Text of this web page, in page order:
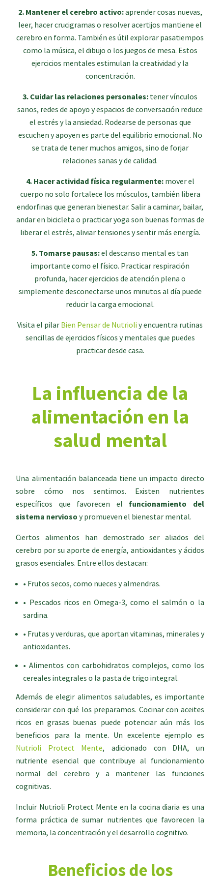
2. Mantener el cerebro activo:aprender cosas nuevas,
leer, hacer crucigramas o resolver acertijos mantiene el
cerebro en forma. También es útil explorar pasatiempos
como la música, el dibujo o los juegos de mesa. Estos
ejercicios mentales estimulan la creatividad y la
concentración.
3. Cuidar las relaciones personales: tener vínculos
sanos, redes de apoyo y espacios de conversación reduce
el estrés y la ansiedad. Rodearse de personas que
escuchen y apoyen es parte del equilibrio emocional. No
se trata de tener muchos amigos, sino de forjar
relaciones sanas y de calidad.
4. Hacer actividad física regularmente:mover el
cuerpo no solo fortalece los músculos, también libera
endorfinas que generan bienestar. Salir a caminar, bailar,
andar en bicicleta o practicar yoga son buenas formas de
liberar el estrés, aliviar tensiones y sentir más energía.
5. Tomarse pausas:el descanso mental es tan
importante como el físico. Practicar respiración
profunda, hacer ejercicios de atención plena o
simplemente desconectarse unos minutos al día puede
reducir la carga emocional.
Visita el pilar Bien Pensar de Nutrioli y encuentra rutinas
sencillas de ejercicios físicos y mentales que puedes
practicar desde casa.
La influencia de la
alimentación en la
salud mental
Una alimentación balanceada tiene un impacto directo
sobre cómo nos sentimos. Existen nutrientes
específicos que favorecen el funcionamiento del
sistema nervioso y promueven el bienestar mental.
Ciertos alimentos han demostrado ser aliados del
cerebro por su aporte de energía, antioxidantes y ácidos
grasos esenciales. Entre ellos destacan:
• Frutos secos, como nueces y almendras.
• Pescados ricos en Omega-3, como el salmón o la
sardina.
• Frutas y verduras, que aportan vitaminas, minerales y
antioxidantes.
• Alimentos con carbohidratos complejos, como los
cereales integrales o la pasta de trigo integral.
Además de elegir alimentos saludables, es importante
considerar con qué los preparamos. Cocinar con aceites
ricos en grasas buenas puede potenciar aún más los
beneficios para la mente. Un excelente ejemplo es
Nutrioli Protect Mente, adicionado con DHA, un
nutriente esencial que contribuye al funcionamiento
normal del cerebro y a mantener las funciones
cognitivas.
Incluir Nutrioli Protect Mente en la cocina diaria es una
forma práctica de sumar nutrientes que favorecen la
memoria, la concentración y el desarrollo cognitivo.
Beneficios de los